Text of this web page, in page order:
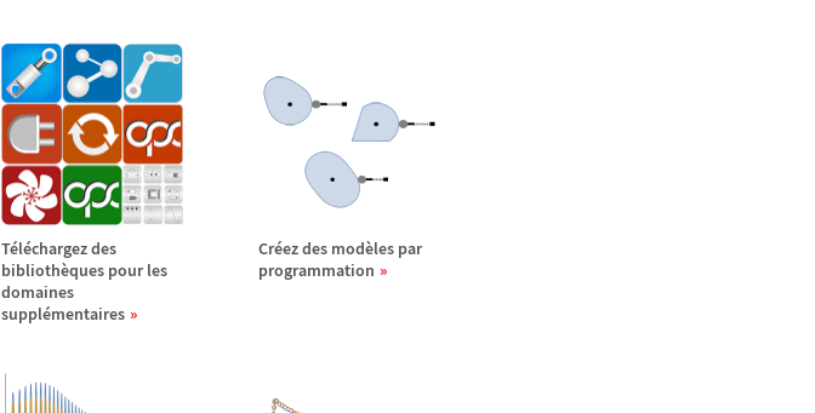
Téléchargez des
bibliothèques pour les
domaines
supplémentaires
Créez des modèles par
programmation